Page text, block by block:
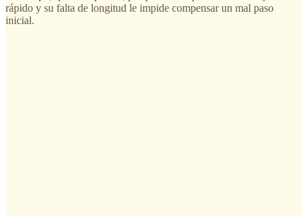
rápido y su falta de longitud le impide compensar un mal paso
inicial.